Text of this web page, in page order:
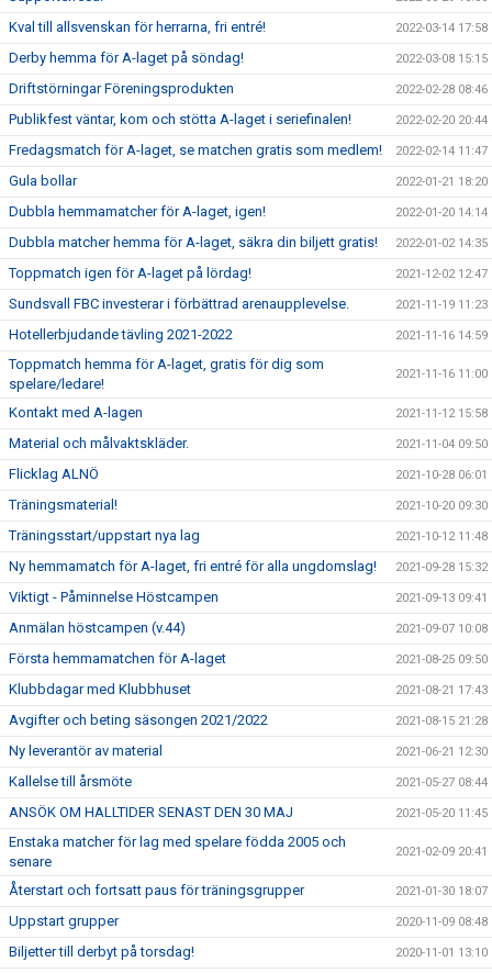
Kval till allsvenskan för herrarna, fri entré! 2022-03-14 17:58
Derby hemma för A-laget på söndag! 2022-03-08 15:15
Driftstörningar Föreningsprodukten 2022-02-28 08:46
Publikfest väntar, kom och stötta A-laget i seriefinalen! 2022-02-20 20:44
Fredagsmatch för A-laget, se matchen gratis som medlem! 2022-02-14 11:47
Gula bollar 2022-01-21 18:20
Dubbla hemmamatcher för A-laget, igen! 2022-01-20 14:14
Dubbla matcher hemma för A-laget, säkra din biljett gratis! 2022-01-02 14:35
Toppmatch igen för A-laget på lördag! 2021-12-02 12:47
Sundsvall FBC investerar i förbättrad arenaupplevelse. 2021-11-19 11:23
Hotellerbjudande tävling 2021-2022 2021-11-16 14:59
Toppmatch hemma för A-laget, gratis för dig som
spelare/ledare!
2021-11-16 11:00
Kontakt med A-lagen 2021-11-12 15:58
Material och målvaktskläder. 2021-11-04 09:50
Flicklag ALNÖ 2021-10-28 06:01
Träningsmaterial! 2021-10-20 09:30
Träningsstart/uppstart nya lag 2021-10-12 11:48
Ny hemmamatch för A-laget, fri entré för alla ungdomslag! 2021-09-28 15:32
Viktigt - Påminnelse Höstcampen 2021-09-13 09:41
Anmälan höstcampen (v.44) 2021-09-07 10:08
Första hemmamatchen för A-laget 2021-08-25 09:50
Klubbdagar med Klubbhuset 2021-08-21 17:43
Avgifter och beting säsongen 2021/2022 2021-08-15 21:28
Ny leverantör av material 2021-06-21 12:30
Kallelse till årsmöte 2021-05-27 08:44
ANSÖK OM HALLTIDER SENAST DEN 30 MAJ 2021-05-20 11:45
Enstaka matcher för lag med spelare födda 2005 och
senare
2021-02-09 20:41
Återstart och fortsatt paus för träningsgrupper 2021-01-30 18:07
Uppstart grupper 2020-11-09 08:48
Biljetter till derbyt på torsdag! 2020-11-01 13:10